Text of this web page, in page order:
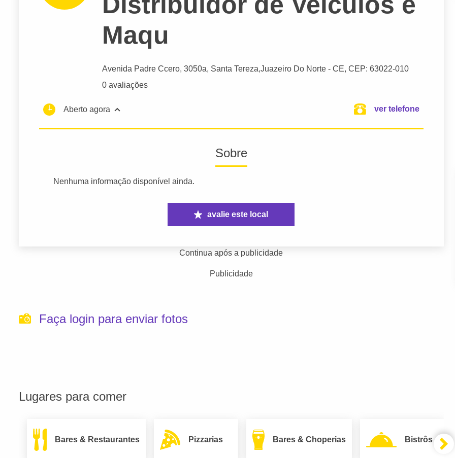
Maqu
Avenida Padre Ccero, 3050a, Santa Tereza,Juazeiro Do Norte - CE, CEP: 63022-010
0 avaliações
Aberto agora ver telefone
Sobre
Nenhuma informação disponível ainda.
avalie este local
Continua após a publicidade
Publicidade
Faça login para enviar fotos
Lugares para comer
Bares & Restaurantes Pizzarias Bares & Choperias Bistrôs